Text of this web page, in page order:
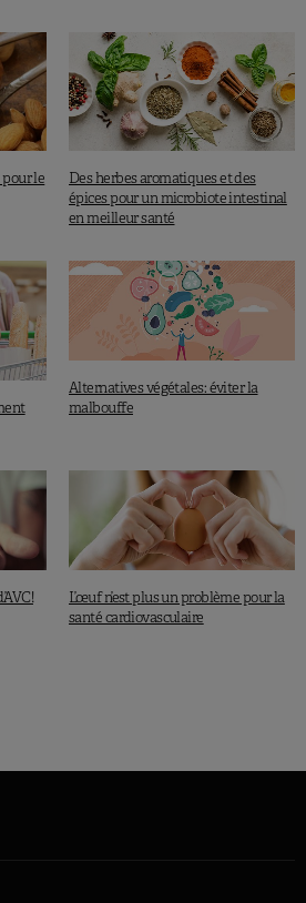
le
Des herbes aromatiques et des
épices pour un microbiote intestinal
en meilleur santé
Alternatives végétales: éviter la
malbouffe
L’œuf n’est plus un problème pour la
santé cardiovasculaire